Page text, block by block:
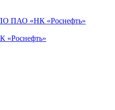
ПАО «НК «Роснефть»